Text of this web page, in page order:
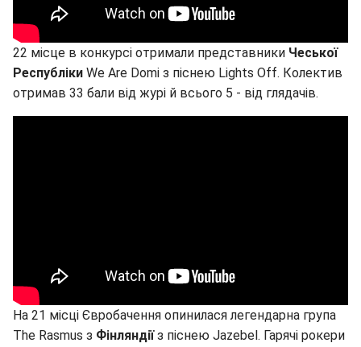
22 місце в конкурсі отримали представники Чеської
Республіки We Are Domi з піснею Lights Off. Колектив
отримав 33 бали від журі й всього 5 - від глядачів.
На 21 місці Євробачення опинилася легендарна група
The Rasmus з Фінляндіїз піснею Jazebel. Гарячі рокери